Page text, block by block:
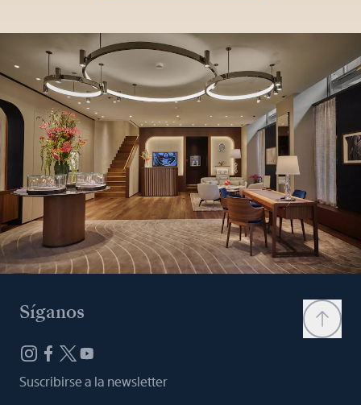
Síganos
Suscribirse a la newsletter